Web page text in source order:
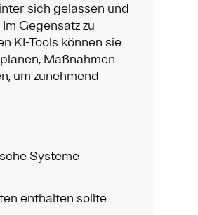
sich gelassen und
Gegensatz zu
KI-Tools können sie
Maßnahmen
um zunehmend
Systeme
enthalten sollte